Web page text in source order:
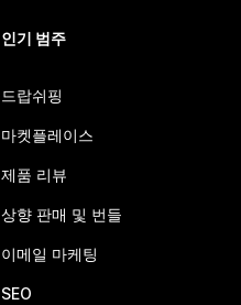
인기 범주
드랍쉬핑
마켓플레이스
제품 리뷰
상향 판매 및 번들
이메일 마케팅
SEO